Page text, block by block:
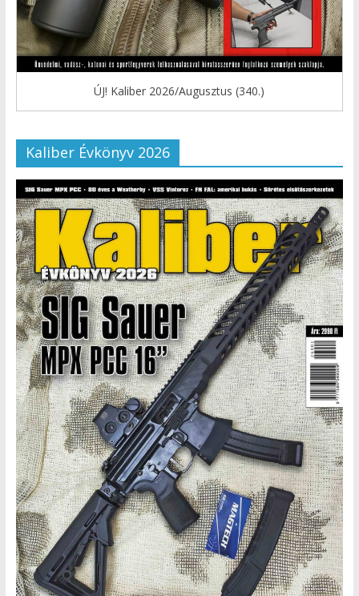
ÚJ! Kaliber 2026/Augusztus (340.)
Kaliber Évkönyv 2026